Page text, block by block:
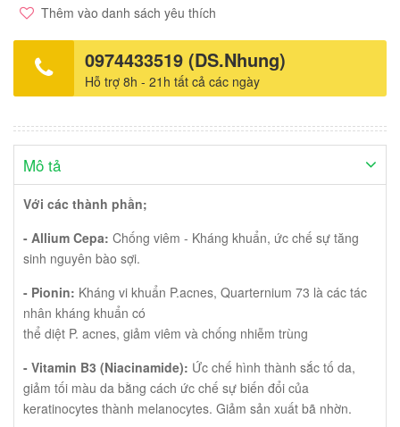
Spot acne để da sạch mụn, mờ thâm hiệu quả. Dung tích: tuýp 10
gr Xuât sứ: Thụy Sỹ Thương hiệu: Hiruscar
Thêm vào danh sách yêu thích
0974433519 (DS.Nhung)
Hỗ trợ 8h - 21h tất cả các ngày
Mô tả
Với các thành phần;
- Allium Cepa: Chống viêm - Kháng khuẩn, ức chế sự tăng
sinh nguyên bào sợi.
- Pionin: Kháng vi khuẩn P.acnes, Quarternium 73 là các tác
nhân kháng khuẩn có
thể diệt P. acnes, giảm viêm và chống nhiễm trùng
- Vitamin B3 (Niacinamide): Ức chế hình thành sắc tố da,
giảm tối màu da bằng cách ức chế sự biến đổi của
keratinocytes thành melanocytes. Giảm sản xuất bã nhờn.